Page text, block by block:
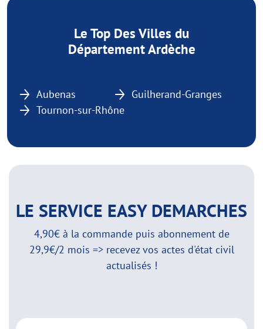
Le Top Des Villes du
Département Ardèche
Aubenas
Guilherand-Granges
Tournon-sur-Rhône
LE SERVICE EASY DEMARCHES
4,90€ à la commande puis abonnement de
29,9€/2 mois => recevez vos actes d'état civil
actualisés !